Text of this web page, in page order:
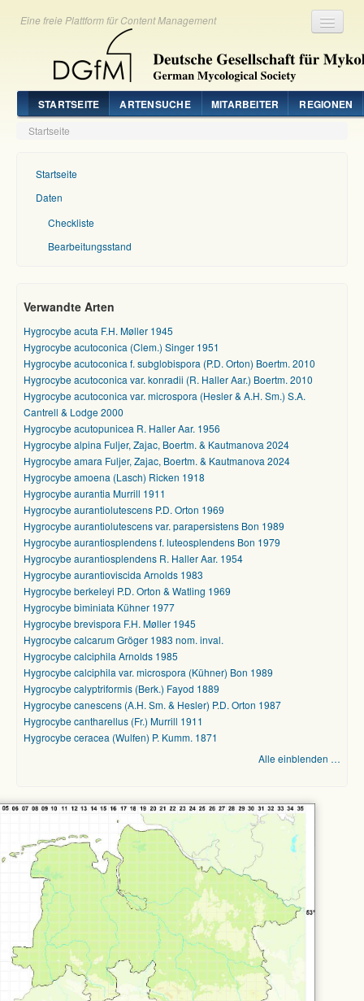
Eine freie Plattform für Content Management
STARTSEITE ARTENSUCHE MITARBEITER REGIONEN
Startseite
Startseite
Daten
Checkliste
Bearbeitungsstand
Verwandte Arten
Hygrocybe acuta F.H. Møller 1945
Hygrocybe acutoconica (Clem.) Singer 1951
Hygrocybe acutoconica f. subglobispora (P.D. Orton) Boertm. 2010
Hygrocybe acutoconica var. konradii (R. Haller Aar.) Boertm. 2010
Hygrocybe acutoconica var. microspora (Hesler & A.H. Sm.) S.A.
Cantrell & Lodge 2000
Hygrocybe acutopunicea R. Haller Aar. 1956
Hygrocybe alpina Fuljer, Zajac, Boertm. & Kautmanova 2024
Hygrocybe amara Fuljer, Zajac, Boertm. & Kautmanova 2024
Hygrocybe amoena (Lasch) Ricken 1918
Hygrocybe aurantia Murrill 1911
Hygrocybe aurantiolutescens P.D. Orton 1969
Hygrocybe aurantiolutescens var. parapersistens Bon 1989
Hygrocybe aurantiosplendens f. luteosplendens Bon 1979
Hygrocybe aurantiosplendens R. Haller Aar. 1954
Hygrocybe aurantioviscida Arnolds 1983
Hygrocybe berkeleyi P.D. Orton & Watling 1969
Hygrocybe biminiata Kühner 1977
Hygrocybe brevispora F.H. Møller 1945
Hygrocybe calcarum Gröger 1983 nom. inval.
Hygrocybe calciphila Arnolds 1985
Hygrocybe calciphila var. microspora (Kühner) Bon 1989
Hygrocybe calyptriformis (Berk.) Fayod 1889
Hygrocybe canescens (A.H. Sm. & Hesler) P.D. Orton 1987
Hygrocybe cantharellus (Fr.) Murrill 1911
Hygrocybe ceracea (Wulfen) P. Kumm. 1871
Alle einblenden …